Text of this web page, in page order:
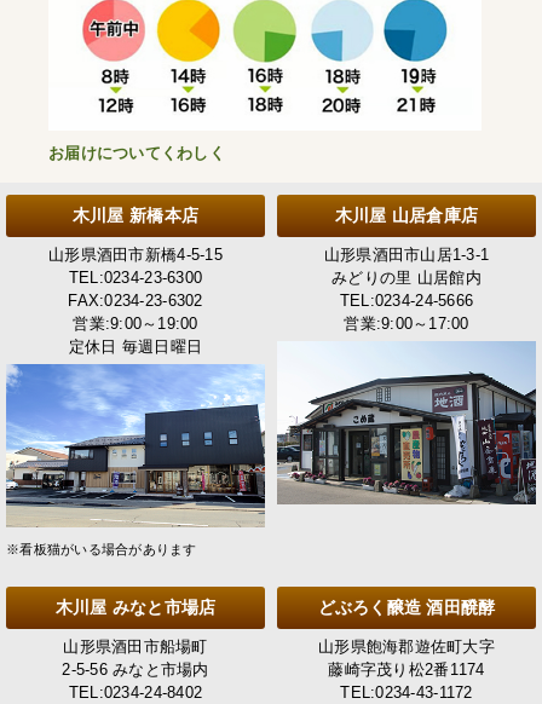
お届けについてくわしく
木川屋 新橋本店
山形県酒田市新橋4-5-15
TEL:0234-23-6300
FAX:0234-23-6302
営業:9:00～19:00
定休日 毎週日曜日
※看板猫がいる場合があります
木川屋 山居倉庫店
山形県酒田市山居1-3-1
みどりの里 山居館内
TEL:0234-24-5666
営業:9:00～17:00
木川屋 みなと市場店
山形県酒田市船場町
2-5-56 みなと市場内
TEL:0234-24-8402
どぶろく醸造 酒田醗酵
山形県飽海郡遊佐町大字
藤崎字茂り松2番1174
TEL:0234-43-1172